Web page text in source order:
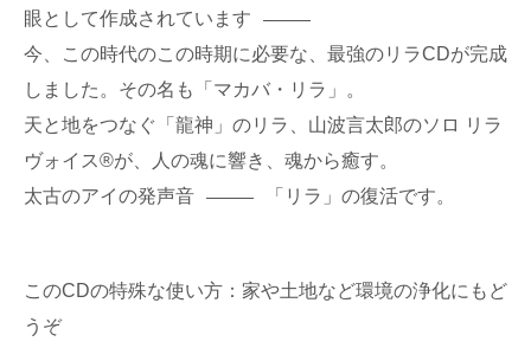
眼として作成されています
今、この時代のこの時期に必要な、最強のリラCDが完成
しました。その名も「マカバ・リラ」。
天と地をつなぐ「龍神」のリラ、山波言太郎のソロ リラ
ヴォイス®が、人の魂に響き、魂から癒す。
太古のアイの発声音
「リラ」の復活です。
このCDの特殊な使い方：家や土地など環境の浄化にもど
うぞ